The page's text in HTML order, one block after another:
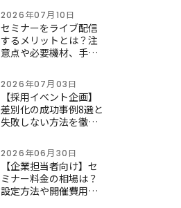
センティブの設計、事
務局の負担軽減まで徹
底解説
2026年07月10日
セミナーをライブ配信
するメリットとは？注
意点や必要機材、手順
2026年07月03日
【採用イベント企画】
差別化の成功事例8選と
失敗しない方法を徹底
2026年06月30日
【企業担当者向け】セ
ミナー料金の相場は？
設定方法や開催費用の